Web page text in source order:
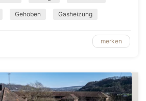
Gehoben Gasheizung
merken